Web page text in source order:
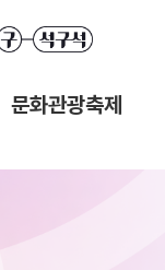
문화관광축제